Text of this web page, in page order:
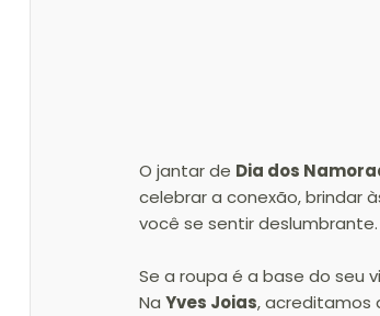
O jantar de Dia dos
celebrar a conexão, brindar
você se sentir deslumbrante.
Se a roupa é a base do seu
Na Yves Joias, acreditamos